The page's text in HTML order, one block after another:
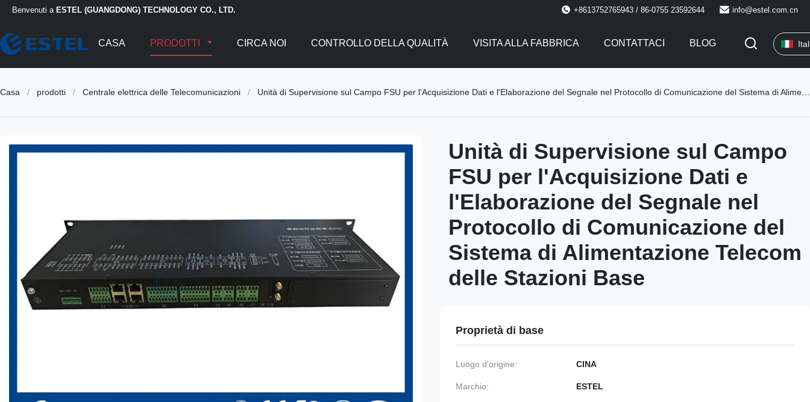
Benvenuti a ESTEL (GUANGDONG) TECHNOLOGY CO., LTD. +8613752765943 / 86-0755 23592644 info@estel.com.cn
CASA PRODOTTI CIRCA NOI CONTROLLO DELLA QUALITÀ VISITA ALLA FABBRICA CONTATTACI BLOG
Casa / prodotti / Centrale elettrica delle Telecomunicazioni / Unità di Supervisione sul Campo FSU per l'Acquisizione Dati e l'Elaborazione del Segnale nel Protocollo di Comunicazione del Sistema di Alimentazione Telecom delle Stazioni Base
Unità di Supervisione sul Campo
FSU per l'Acquisizione Dati e
l'Elaborazione del Segnale nel
Protocollo di Comunicazione del
Sistema di Alimentazione Telecom
delle Stazioni Base
Proprietà di base
Luogo d'origine: CINA
Marchio: ESTEL